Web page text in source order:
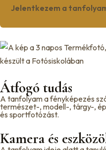
Jelentkezem a
Átfogó tudás
A tanfolyam a fényképezés
természet-, modell-, tárgy-,
és sportfotózást.
Kamera és